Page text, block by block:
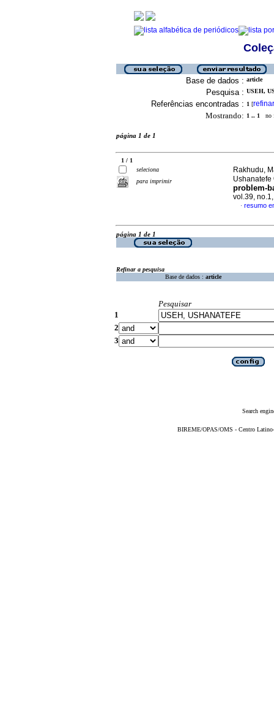
Base de dados : article
Pesquisa : USEH,
Referências encontradas : 1 [refinar
Mostrando: 1 .. 1 no
página 1 de 1
1 / 1
seleciona
para imprimir
Rakhudu,
Ushanatefe
problem-
vol.39,
· resumo
página 1 de 1
Refinar a pesquisa
Base de dados : article
Pesquisar
1
2
3
Search
BIREME/OPAS/OMS - Centro Latino-